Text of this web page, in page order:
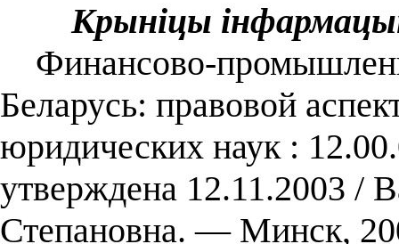
Крыніцы
Финансово-
Беларусь: правовой
юридических наук :
утверждена 12.11.2003 /
Степановна. — Минск,